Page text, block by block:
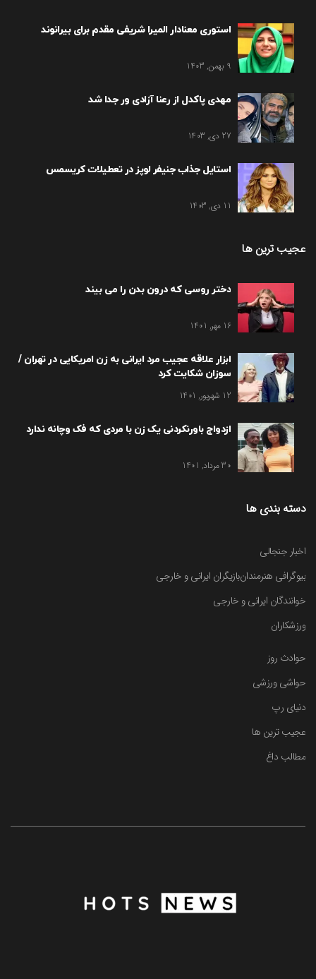
استوری معنادار المیرا شریفی مقدم برای بیرانوند
9 بهمن, 1403
مهدی پاکدل از رعنا آزادی ور جدا شد
27 دی, 1403
استایل جذاب جنیفر لوپز در تعطیلات کریسمس
11 دی, 1403
عجیب ترین ها
دختر روسی که درون بدن را می بیند
16 مهر, 1401
ابزار علاقه عجیب مرد ایرانی به زن امریکایی در تهران /
سوزان شکایت کرد
12 شهریور, 1401
ازدواج باورنکردنی یک زن با مردی که فک وچانه ندارد
30 مرداد, 1401
دسته بندی ها
اخبار جنجالی
بیوگرافی هنرمندانبازیگران ایرانی و خارجی
خوانندگان ایرانی و خارجی
ورزشکاران
حوادث روز
حواشی ورزشی
دنیای رپ
عجیب ترین ها
مطالب داغ